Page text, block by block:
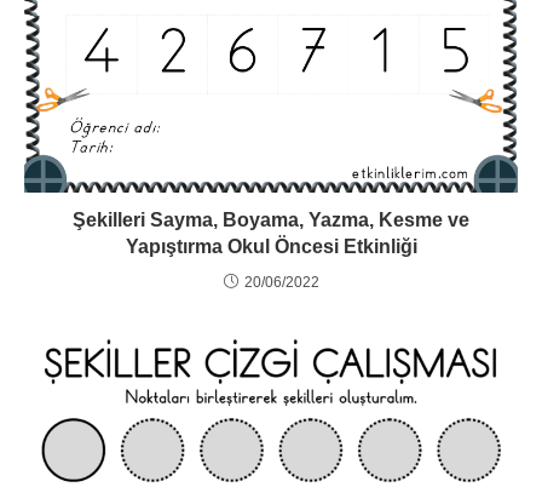
Şekilleri Sayma, Boyama, Yazma, Kesme ve
Yapıştırma Okul Öncesi Etkinliği
20/06/2022